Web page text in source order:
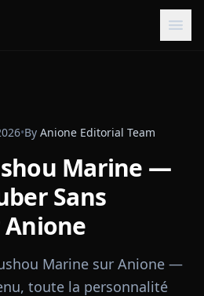
•By Anione Editorial Team
Marine —
Sans
Anione
Marine sur Anione —
toute la personnalité